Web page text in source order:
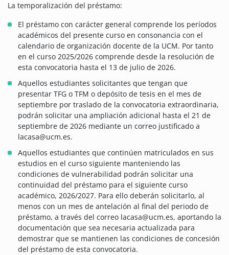
La temporalización del préstamo:
El préstamo con carácter general comprende los períodos
académicos del presente curso en consonancia con el
calendario de organización docente de la UCM. Por tanto
en el curso 2025/2026 comprende desde la resolución de
esta convocatoria hasta el 13 de julio de 2026.
Aquellos estudiantes solicitantes que tengan que
presentar TFG o TFM o depósito de tesis en el mes de
septiembre por traslado de la convocatoria extraordinaria,
podrán solicitar una ampliación adicional hasta el 21 de
septiembre de 2026 mediante un correo justificado a
lacasa@ucm.es.
Aquellos estudiantes que continúen matriculados en sus
estudios en el curso siguiente manteniendo las
condiciones de vulnerabilidad podrán solicitar una
continuidad del préstamo para el siguiente curso
académico, 2026/2027. Para ello deberán solicitarlo, al
menos con un mes de antelación al final del periodo de
préstamo, a través del correo lacasa@ucm.es, aportando la
documentación que sea necesaria actualizada para
demostrar que se mantienen las condiciones de concesión
del préstamo de esta convocatoria.